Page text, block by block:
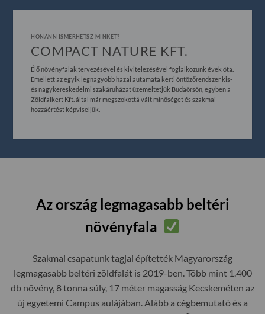
HONANN ISMERHETSZ MINKET?
COMPACT NATURE KFT.
Élő növényfalak tervezésével és kivitelezésével foglalkozunk évek óta.
Emellett az egyik legnagyobb hazai autamata kerti öntözőrendszer kis-
és nagykereskedelmi szakáruházat üzemeltetjük Budaörsön, egyben a
Zöldfalkert Kft. által már megszokottá vált minőséget és szakmai
hozzáértést képviseljük.
Az ország legmagasabb beltéri
növényfala
Szakmai csapatunk tagjai építették Magyarország
legmagasabb beltéri zöldfalát is 2019-ben. Több mint 1.400
db növény, 8 tonna súly, 17 méter magasság Kecskeméten az
új egyetemi Campus aulájában. Alább a cégbemutató és a